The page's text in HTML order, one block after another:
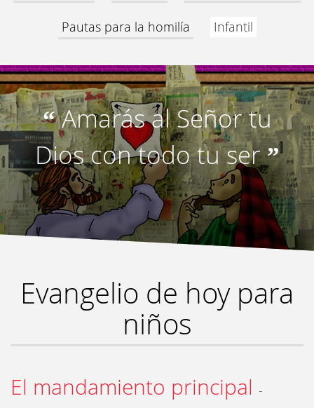
Pautas para la homilía Infantil
“Amarás al Señor tu
Dios con todo tu ser”
Evangelio de hoy para
niños
El mandamiento principal -